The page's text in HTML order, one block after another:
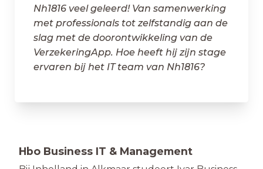
Nh1816 veel geleerd! Van samenwerking
met professionals tot zelfstandig aan de
slag met de doorontwikkeling van de
VerzekeringApp. Hoe heeft hij zijn stage
ervaren bij het IT team van Nh1816?
Hbo Business IT & Management